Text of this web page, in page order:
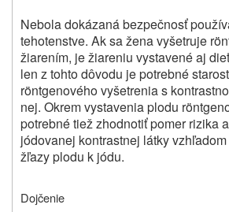
Nebola dokázaná bezpečnosť
tehotenstve. Ak sa žena vyšetruje
žiarením, je žiareniu vystavené aj
len z tohto dôvodu je potrebné
röntgenového vyšetrenia s
nej. Okrem vystavenia plodu
potrebné tiež zhodnotiť pomer rizika
jódovanej kontrastnej látky
žľazy plodu k jódu.
Dojčenie